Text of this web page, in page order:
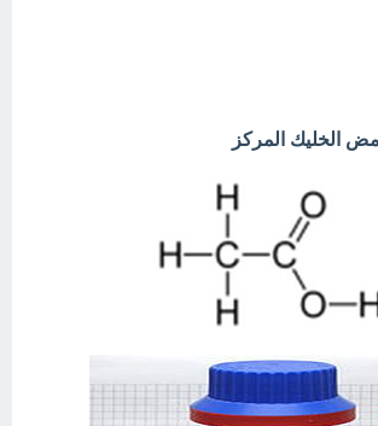
الخليك المركز